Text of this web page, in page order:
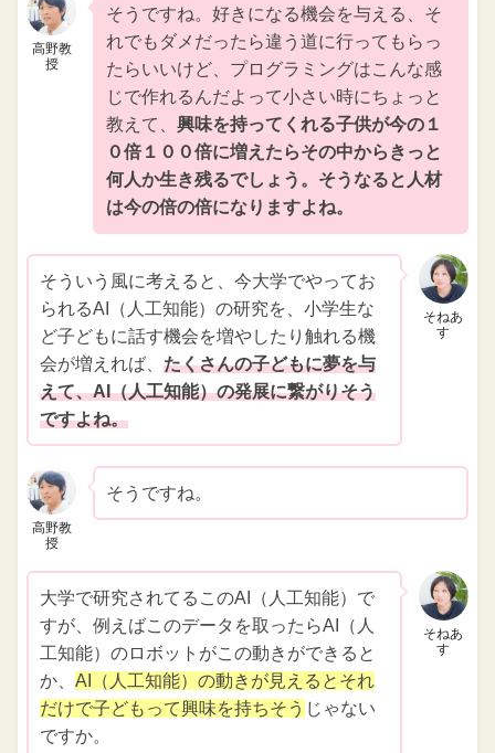
高野教
授
そうですね。好きになる機会を与える、そ
れでもダメだったら違う道に行ってもらっ
たらいいけど、プログラミングはこんな感
じで作れるんだよって小さい時にちょっと
教えて、興味を持ってくれる子供が今の１
０倍１００倍に増えたらその中からきっと
何人か生き残るでしょう。そうなると人材
は今の倍の倍になりますよね。
そねあ
す
そういう風に考えると、今大学でやってお
られるAI（人工知能）の研究を、小学生な
ど子どもに話す機会を増やしたり触れる機
会が増えれば、たくさんの子どもに夢を与
えて、AI（人工知能）の発展に繋がりそう
ですよね。
高野教
授
そうですね。
そねあ
す
大学で研究されてるこのAI（人工知能）で
すが、例えばこのデータを取ったらAI（人
工知能）のロボットがこの動きができると
か、AI（人工知能）の動きが見えるとそれ
だけで子どもって興味を持ちそう じゃない
ですか。